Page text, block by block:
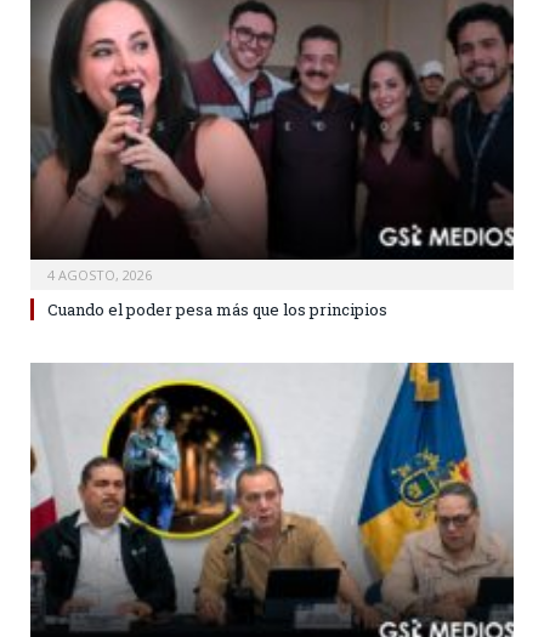
4 AGOSTO, 2026
Cuando el poder pesa más que los principios